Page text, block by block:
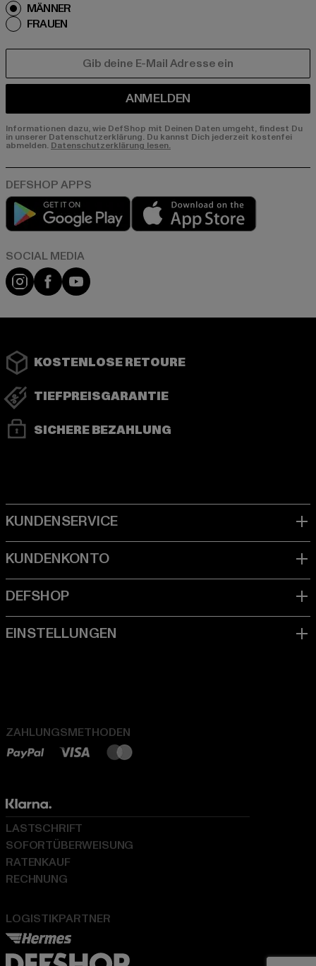
MÄNNER
FRAUEN
ANMELDEN
Informationen dazu, wie DefShop mit Deinen Daten umgeht, findest Du
in unserer Datenschutzerklärung. Du kannst Dich jederzeit kostenfei
abmelden. Datenschutzerklärung lesen.
Play market
Instagram
FacebookYouTube
KOSTENLOSE RETOURE
TIEFPREISGARANTIE
SICHERE BEZAHLUNG
ZAHLUNGSMETHODEN
LOGISTIKPARTNER
LASTSCHRIFT
SOFORTÜBERWEISUNG
RATENKAUF
RECHNUNG